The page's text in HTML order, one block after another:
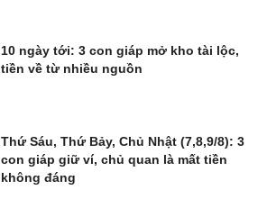
10 ngày tới: 3 con giáp mở kho tài lộc,
tiền về từ nhiều nguồn
Thứ Sáu, Thứ Bảy, Chủ Nhật (7,8,9/8): 3
con giáp giữ ví, chủ quan là mất tiền
không đáng